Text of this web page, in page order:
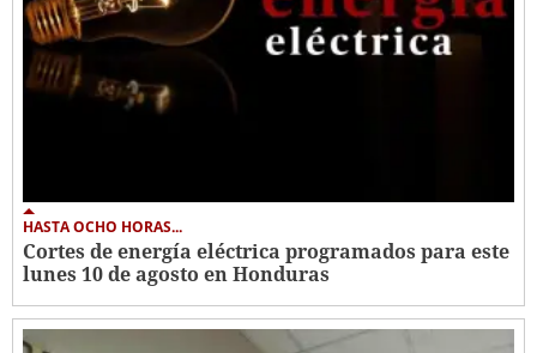
HASTA OCHO HORAS...
Cortes de energía eléctrica programados para este
lunes 10 de agosto en Honduras